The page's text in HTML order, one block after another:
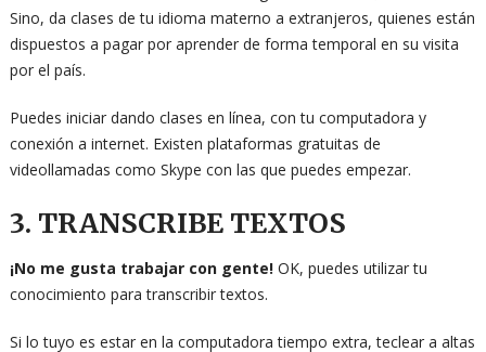
Sino, da clases de tu idioma materno a extranjeros, quienes están
dispuestos a pagar por aprender de forma temporal en su visita
por el país.
Puedes iniciar dando clases en línea, con tu computadora y
conexión a internet. Existen plataformas gratuitas de
videollamadas como Skype con las que puedes empezar.
3. TRANSCRIBE TEXTOS
¡No me gusta trabajar con gente!OK, puedes utilizar tu
conocimiento para transcribir textos.
Si lo tuyo es estar en la computadora tiempo extra, teclear a altas